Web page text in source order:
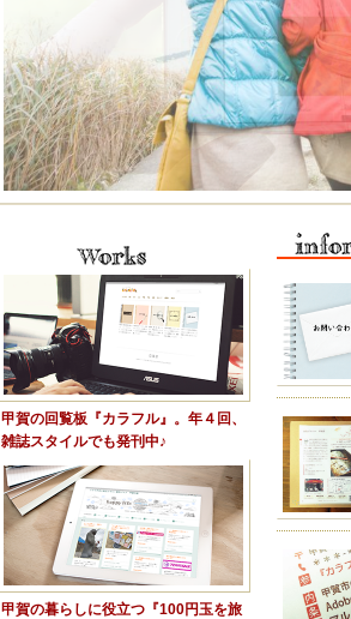
甲賀の回覧板『カラフル』。年４回、
雑誌スタイルでも発刊中♪
甲賀の暮らしに役立つ『100円玉を旅